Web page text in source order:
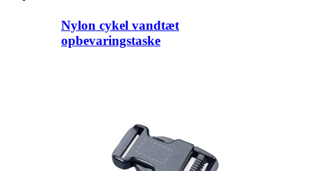
Nylon cykel vandtæt
opbevaringstaske